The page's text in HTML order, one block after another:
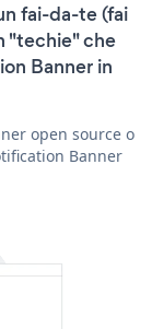
fai-da-te (fai
"techie" che
Banner in
open source o
Banner